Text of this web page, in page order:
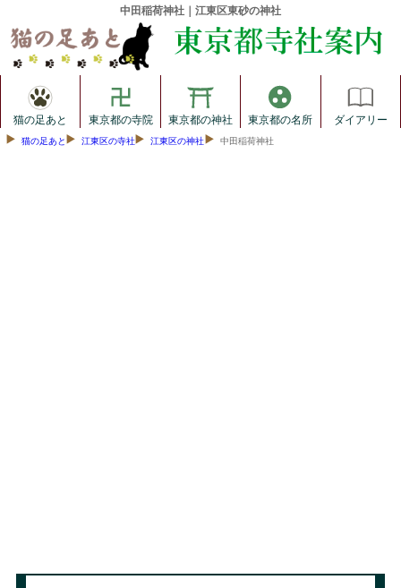
中田稲荷神社｜江東区東砂の神社
猫の足あと 東京都の寺院 東京都の神社 東京都の名所 ダイアリー
猫の足あと 江東区の寺社 江東区の神社 中田稲荷神社